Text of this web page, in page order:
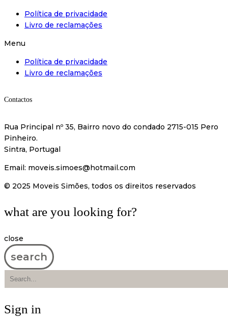
Política de privacidade
Livro de reclamações
Menu
Política de privacidade
Livro de reclamações
Contactos
Rua Principal nº 35, Bairro novo do condado 2715-015 Pero
Pinheiro.
Sintra, Portugal
Email: moveis.simoes@hotmail.com
© 2025 Moveis Simões, todos os direitos reservados
what are you looking for?
close
search
Sign in